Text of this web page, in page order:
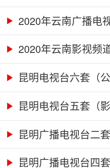
2020年云南广播电
2020年云南影视频
昆明电视台六套（
昆明电视台五套（
昆明广播电视台二
2... 昆明广播电视台四